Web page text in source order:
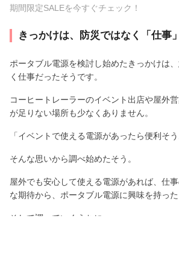
期間限定SALEを今すぐチェック！
きっかけは、防災ではなく「仕事
ポータブル電源を検討し始めたきっかけは
く仕事だったそうです。
コーヒートレーラーのイベント出店や屋外
が足りない場所も少なくありません。
「イベントで使える電源があったら便利そう
そんな思いから調べ始めたそう。
屋外でも安心して使える電源があれば、仕
な期待から、ポータブル電源に興味を持った
そして調べていくうちに、